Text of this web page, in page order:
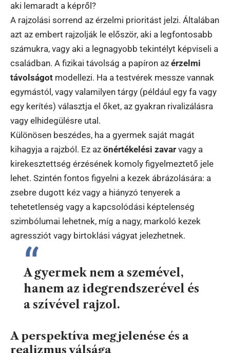
aki lemaradt a képről?
A rajzolási sorrend az érzelmi prioritást jelzi. Általában
azt az embert rajzolják le először, aki a legfontosabb
számukra, vagy aki a legnagyobb tekintélyt képviseli a
családban. A fizikai távolság a papíron az érzelmi
távolságot modellezi. Ha a testvérek messze vannak
egymástól, vagy valamilyen tárgy (például egy fa vagy
egy kerítés) választja el őket, az gyakran rivalizálásra
vagy elhidegülésre utal.
Különösen beszédes, ha a gyermek saját magát
kihagyja a rajzból. Ez az önértékelési zavar vagy a
kirekesztettség érzésének komoly figyelmeztető jele
lehet. Szintén fontos figyelni a kezek ábrázolására: a
zsebre dugott kéz vagy a hiányzó tenyerek a
tehetetlenség vagy a kapcsolódási képtelenség
szimbólumai lehetnek, míg a nagy, markoló kezek
agressziót vagy birtoklási vágyat jelezhetnek.
A gyermek nem a szemével,
hanem az idegrendszerével és
a szívével rajzol.
A perspektíva megjelenése és a
realizmus válsága